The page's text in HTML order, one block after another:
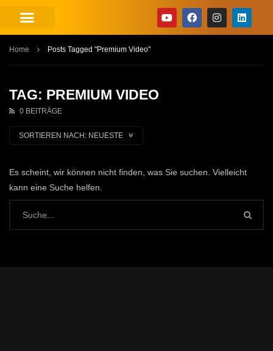
Home Posts Tagged "Premium Video"
TAG: PREMIUM VIDEO
0 BEITRÄGE
SORTIEREN NACH: NEUESTE
Es scheint, wir können nicht finden, was Sie suchen. Vielleicht
kann eine Suche helfen.